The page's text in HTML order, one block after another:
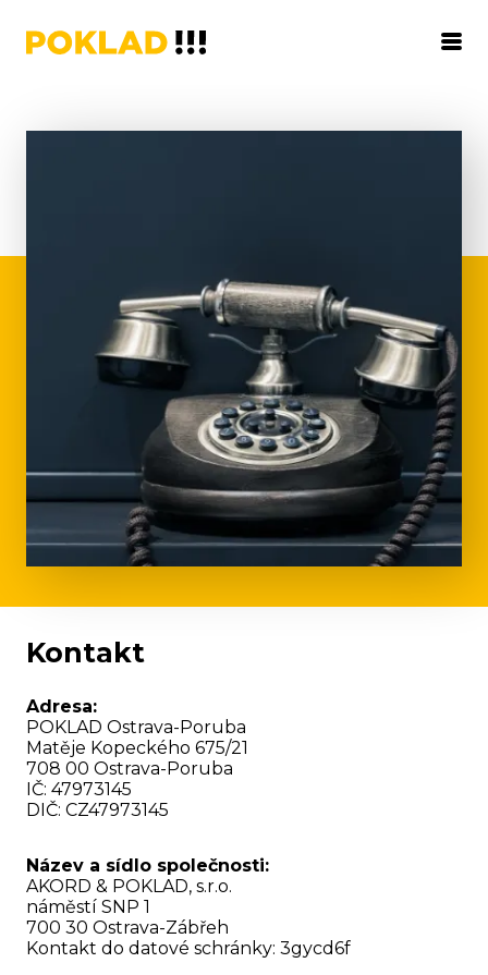
Kontakt
Adresa:
POKLAD Ostrava-Poruba
Matěje Kopeckého 675/21
708 00 Ostrava-Poruba
IČ: 47973145
DIČ: CZ47973145
Název a sídlo společnosti:
AKORD & POKLAD, s.r.o.
náměstí SNP 1
700 30 Ostrava-Zábřeh
Kontakt do datové schránky: 3gycd6f